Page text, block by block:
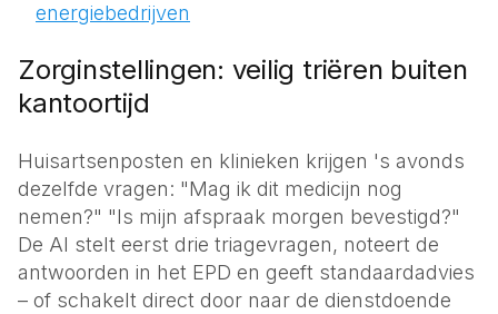
energiebedrijven
Zorginstellingen: veilig triëren buiten
kantoortijd
Huisartsenposten en klinieken krijgen 's avonds
dezelfde vragen: "Mag ik dit medicijn nog
nemen?" "Is mijn afspraak morgen bevestigd?"
De AI stelt eerst drie triagevragen, noteert de
antwoord­en in het EPD en geeft standaard­advies
– of schakelt direct door naar de dienstdoende